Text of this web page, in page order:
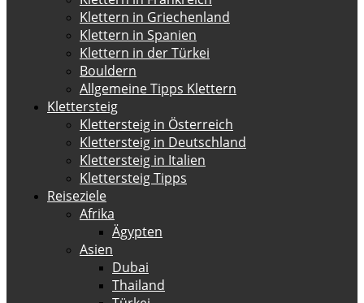
Klettern in Griechenland
Klettern in Spanien
Klettern in der Türkei
Bouldern
Allgemeine Tipps Klettern
Klettersteig
Klettersteig in Österreich
Klettersteig in Deutschland
Klettersteig in Italien
Klettersteig Tipps
Reiseziele
Afrika
Ägypten
Asien
Dubai
Thailand